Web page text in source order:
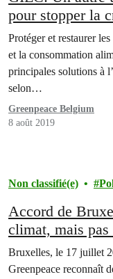
pour stopper la
Protéger et restaurer
et la consommation
principales solutions à
selon…
Greenpeace Belgium
8 août 2019
Non classifié(e)
Accord de
climat, mais
nécessaire
Bruxelles, le 17 juillet
Greenpeace reconnaît